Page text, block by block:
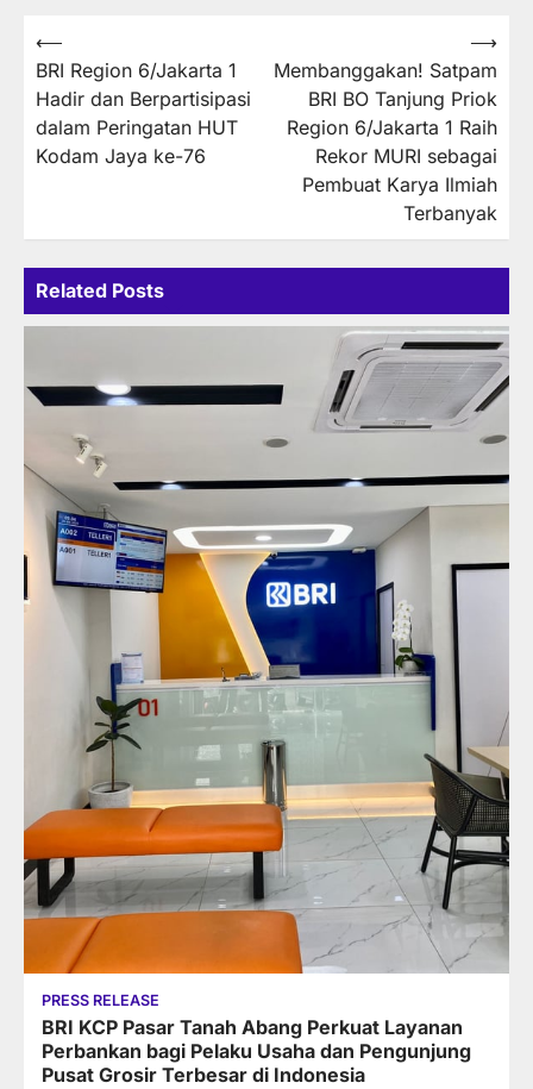
Post
navigation
⟵
BRI Region 6/Jakarta 1
Hadir dan Berpartisipasi
dalam Peringatan HUT
Kodam Jaya ke-76
Membanggakan! Satpam
BRI BO Tanjung Priok
Region 6/Jakarta 1 Raih
Rekor MURI sebagai
Pembuat Karya Ilmiah
Terbanyak
⟶
Related Posts
PRESS RELEASE
BRI KCP Pasar Tanah Abang Perkuat Layanan
Perbankan bagi Pelaku Usaha dan Pengunjung
Pusat Grosir Terbesar di Indonesia